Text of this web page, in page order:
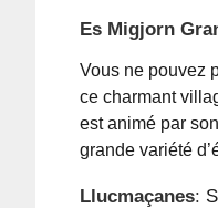
Es Migjorn
Vous ne pouvez
ce charmant
est animé par
grande variété
Llucmaçanes: